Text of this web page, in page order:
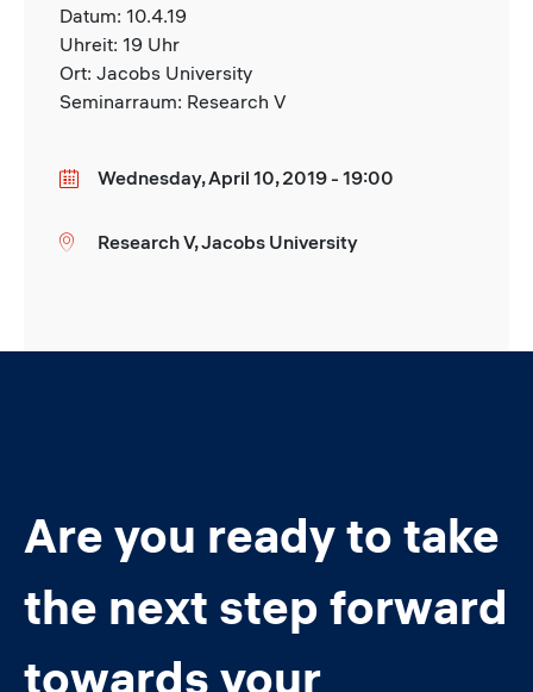
Datum: 10.4.19
Uhreit: 19 Uhr
Ort: Jacobs University
Seminarraum: Research V
DateWednesday, April 10, 2019 - 19:00
Location
Research V, Jacobs University
Are you ready to take
the next step forward
towards your